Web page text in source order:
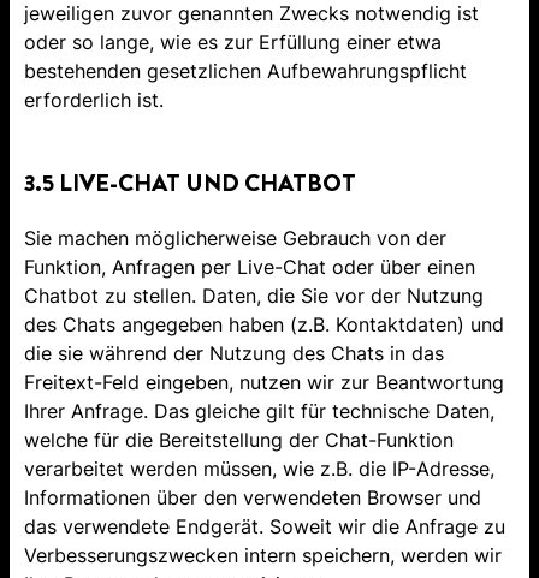
jeweiligen zuvor genannten Zwecks notwendig ist
oder so lange, wie es zur Erfüllung einer etwa
bestehenden gesetzlichen Aufbewahrungspflicht
erforderlich ist.
3.5 LIVE-CHAT UND CHATBOT
Sie machen möglicherweise Gebrauch von der
Funktion, Anfragen per Live-Chat oder über einen
Chatbot zu stellen. Daten, die Sie vor der Nutzung
des Chats angegeben haben (z.B. Kontaktdaten) und
die sie während der Nutzung des Chats in das
Freitext-Feld eingeben, nutzen wir zur Beantwortung
Ihrer Anfrage. Das gleiche gilt für technische Daten,
welche für die Bereitstellung der Chat-Funktion
verarbeitet werden müssen, wie z.B. die IP-Adresse,
Informationen über den verwendeten Browser und
das verwendete Endgerät. Soweit wir die Anfrage zu
Verbesserungszwecken intern speichern, werden wir